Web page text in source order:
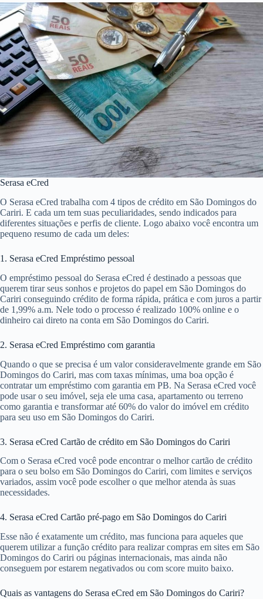
Serasa eCred
O Serasa eCred trabalha com 4 tipos de crédito em São Domingos do
Cariri. E cada um tem suas peculiaridades, sendo indicados para
diferentes situações e perfis de cliente. Logo abaixo você encontra um
pequeno resumo de cada um deles:
1. Serasa eCred Empréstimo pessoal
O empréstimo pessoal do Serasa eCred é destinado a pessoas que
querem tirar seus sonhos e projetos do papel em São Domingos do
Cariri conseguindo crédito de forma rápida, prática e com juros a partir
de 1,99% a.m. Nele todo o processo é realizado 100% online e o
dinheiro cai direto na conta em São Domingos do Cariri.
2. Serasa eCred Empréstimo com garantia
Quando o que se precisa é um valor consideravelmente grande em São
Domingos do Cariri, mas com taxas mínimas, uma boa opção é
contratar um empréstimo com garantia em PB. Na Serasa eCred você
pode usar o seu imóvel, seja ele uma casa, apartamento ou terreno
como garantia e transformar até 60% do valor do imóvel em crédito
para seu uso em São Domingos do Cariri.
3. Serasa eCred Cartão de crédito em São Domingos do Cariri
Com o Serasa eCred você pode encontrar o melhor cartão de crédito
para o seu bolso em São Domingos do Cariri, com limites e serviços
variados, assim você pode escolher o que melhor atenda às suas
necessidades.
4. Serasa eCred Cartão pré-pago em São Domingos do Cariri
Esse não é exatamente um crédito, mas funciona para aqueles que
querem utilizar a função crédito para realizar compras em sites em São
Domingos do Cariri ou páginas internacionais, mas ainda não
conseguem por estarem negativados ou com score muito baixo.
Quais as vantagens do Serasa eCred em São Domingos do Cariri?